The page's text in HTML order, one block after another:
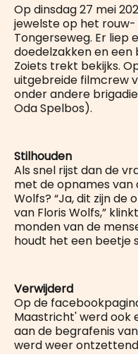
Op dinsdag 27 mei
jewelste op het
Tongerseweg. Er liep
doedelzakken en
Zoiets trekt bekijks.
uitgebreide filmcrew
onder andere
Oda Spelbos).
Stilhouden
Als snel rijst dan de
met de opnames van
Wolfs? “Ja, dit zijn
van Floris Wolfs,”
monden van de
houdt het een beetje
Verwijderd
Op de
Maastricht' werd ook
aan de begrafenis
werd weer